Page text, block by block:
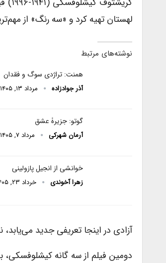
لهستان تهیه کرد و «سه رنگ» از
نوشته‌های مرتبط
همنت: تراژدی سوگ و فقدان
آذر جوادزاده مرداد ۱۳, ۱۴۰۵
گوتو: جزیرۀ عشق
آرمان شهرکی مرداد ۷, ۱۴۰۵
خوانشی از انجیل پازولینی
زهرا آخوندی خرداد ۲۳, ۱۴۰۵
آزادی در اینجا تعریفی جدید
دومین فیلم از سه گانه کیشلوفسکی،